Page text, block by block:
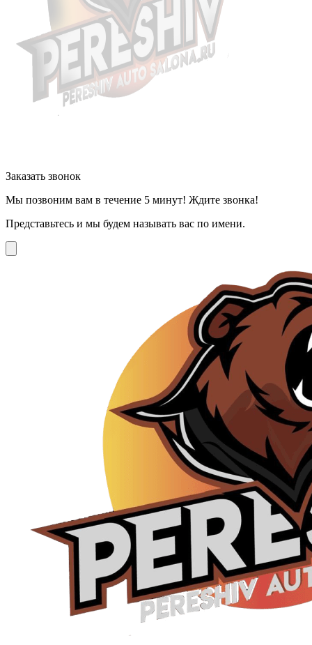
Заказать звонок
Мы позвоним вам в течение 5 минут! Ждите звонка!
Представьтесь и мы будем называть вас по имени.